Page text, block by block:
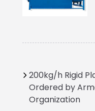
200kg/h Rigid
Ordered by
Organization